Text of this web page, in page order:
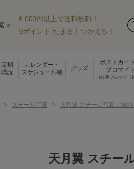
>
6,000円以上で送料無料！
Sポイント たまる！つかえる！
定期
購読
カレンダー・
スケジュール帳
グッズ
ポストカー
ブロマイ
（公演ブロマイド
> スチール写真 > 天月翼 スチール写真／雪
天月翼 スチー